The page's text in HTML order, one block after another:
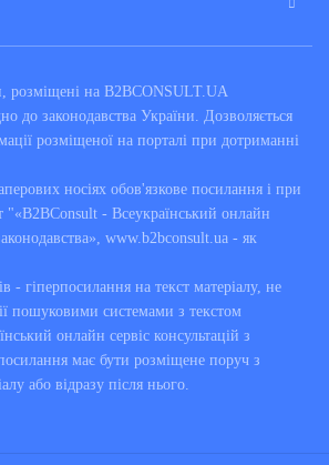
непросто. До того ж, послуги
опинилися в складній ситуації або
з питань оподаткування,
можна, не виходячи з дому, отримати
допомогу з найрізноманітніших
з податковим законодавством. Фахівці
щодо оптимізації податків;
податкову звітність;
до майбутньої перевірки податковими
законність рішення про притягнення
відповідальності;
правильну тактику заперечень на
органом акт і оспорювання
розміщені на B2BCONSULT.UA
до законодавства України. Дозволяється
розміщеної на порталі при дотриманні
носіях обов'язкове посилання і при
"«B2BConsult - Всеукраїнський онлайн
www.b2bconsult.ua - як
- гіперпосилання на текст матеріалу, не
пошуковими системами з текстом
онлайн сервіс консультацій з
має бути розміщене поруч з
або відразу після нього.